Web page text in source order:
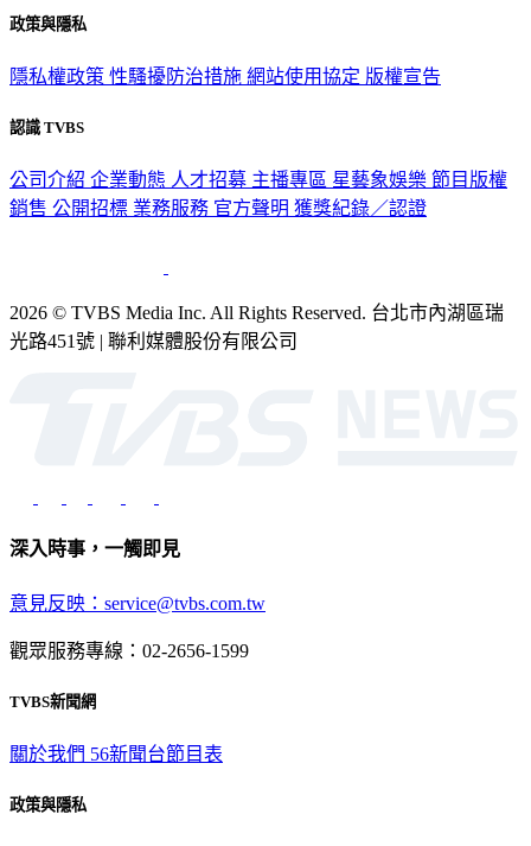
政策與隱私
隱私權政策 性騷擾防治措施 網站使用協定 版權宣告
認識 TVBS
公司介紹 企業動態 人才招募 主播專區 星藝象娛樂 節目版權
銷售 公開招標 業務服務 官方聲明 獲獎紀錄／認證
2026 © TVBS Media Inc. All Rights Reserved. 台北市內湖區瑞
光路451號 | 聯利媒體股份有限公司
深入時事，一觸即見
意見反映：service@tvbs.com.tw
觀眾服務專線：02-2656-1599
TVBS新聞網
關於我們 56新聞台節目表
政策與隱私